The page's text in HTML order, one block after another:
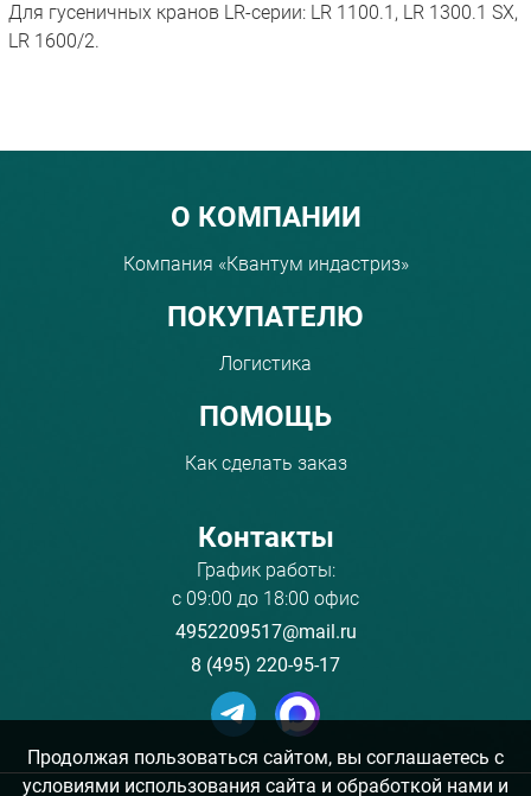
Для гусеничных кранов LR-серии: LR 1100.1, LR 1300.1 SX,
LR 1600/2.
Menu footerО КОМПАНИИ
Компания «Квантум индастриз»
ПОКУПАТЕЛЮ
Логистика
ПОМОЩЬ
Как сделать заказ
Контакты
График работы:
с 09:00 до 18:00 офис
4952209517@mail.ru
8 (495) 220-95-17
Продолжая пользоваться сайтом, вы соглашаетесь с
условиями использования сайта и обработкой нами и